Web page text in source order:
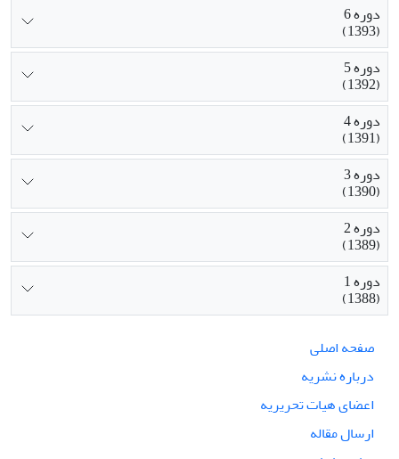
دوره 6
(1393)
دوره 5
(1392)
دوره 4
(1391)
دوره 3
(1390)
دوره 2
(1389)
دوره 1
(1388)
صفحه اصلی
درباره نشریه
اعضای هیات تحریریه
ارسال مقاله